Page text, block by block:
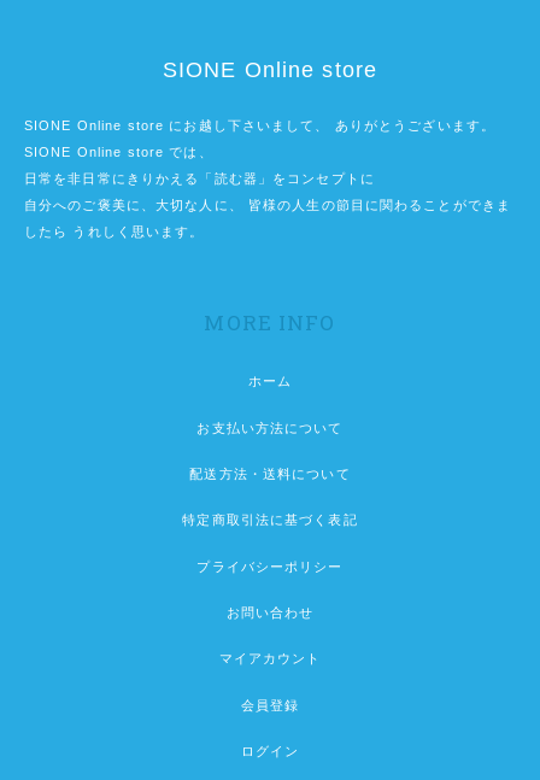
SIONE Online store
SIONE Online store にお越し下さいまして、 ありがとうございます。
SIONE Online store では、
日常を非日常にきりかえる「読む器」をコンセプトに
自分へのご褒美に、大切な人に、 皆様の人生の節目に関わることができま
したら うれしく思います。
MORE INFO
ホーム
お支払い方法について
配送方法・送料について
特定商取引法に基づく表記
プライバシーポリシー
お問い合わせ
マイアカウント
会員登録
ログイン